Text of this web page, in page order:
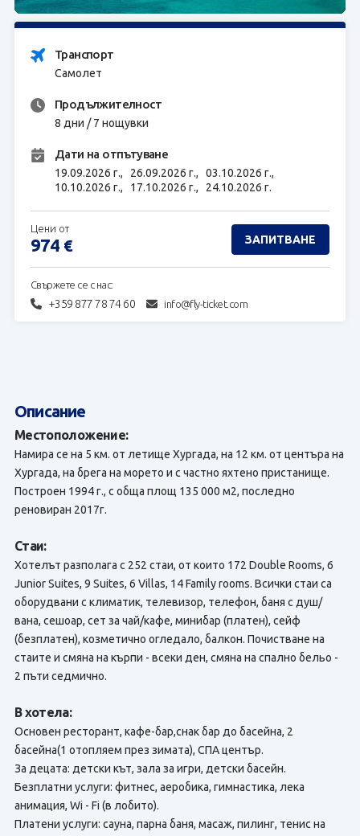
Транспорт
Самолет
Продължителност
8 дни / 7 нощувки
Дати на отпътуване
19.09.2026 г., 26.09.2026 г., 03.10.2026 г.,
10.10.2026 г., 17.10.2026 г., 24.10.2026 г.
Свържете се с нас:
+359 877 78 74 60 info@fly-ticket.com
Цени от
974 € ЗАПИТВАНЕ
Описание
Местоположение:
Намира се на 5 км. от летище Хургада, на 12 км. от центъра на
Хургада, на брега на морето и с частно яхтено пристанище.
Построен 1994 г., с обща площ 135 000 м2, последно
реновиран 2017г.
Стаи:
Хотелът разполага с 252 стаи, от които 172 Double Rooms, 6
Junior Suites, 9 Suites, 6 Villas, 14 Family rooms. Всички стаи са
оборудвани с климатик, телевизор, телефон, баня с душ/
вана, сешоар, сет за чай/кафе, минибар (платен), сейф
(безплатен), козметично огледало, балкон. Почистване на
стаите и смяна на кърпи - всеки ден, смяна на спално бельо -
2 пъти седмично.
В хотела:
Основен ресторант, кафе-бар,снак бар до басейна, 2
басейна(1 отопляем през зимата), СПА център.
За децата: детски кът, зала за игри, детски басейн.
Безплатни услуги: фитнес, аеробика, гимнастика, лека
анимация, Wi - Fi (в лобито).
Платени услуги: сауна, парна баня, масаж, пилинг, тенис на